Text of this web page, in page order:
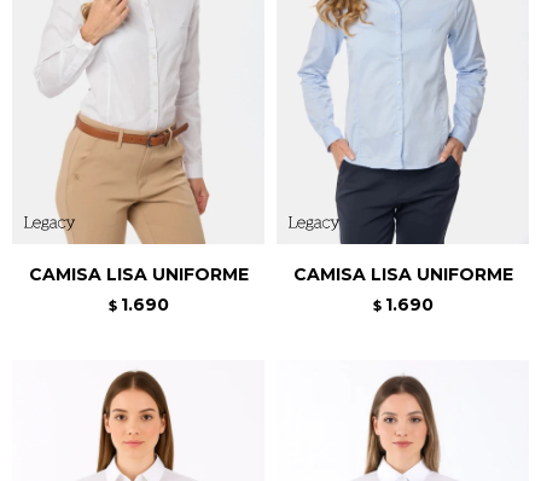
CAMISA LISA UNIFORME
$ 1.690
CAMISA LISA UNIFORME
$ 1.690